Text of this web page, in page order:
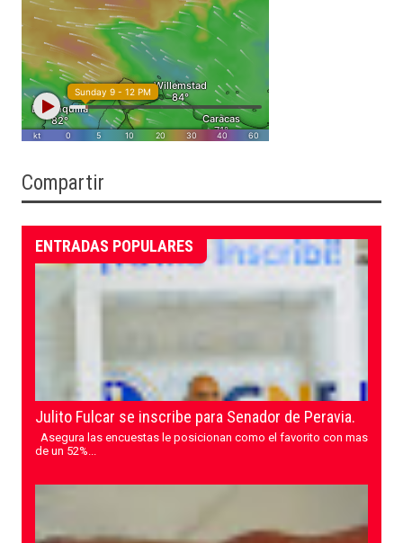
Compartir
ENTRADAS POPULARES
Julito Fulcar se inscribe para Senador de Peravia.
Asegura las encuestas le posicionan como el favorito con mas
de un 52%...